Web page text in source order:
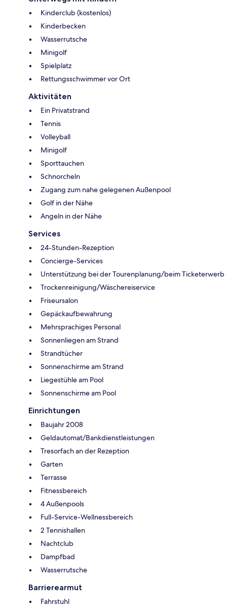
Kinderclub (kostenlos)
Kinderbecken
Wasserrutsche
Minigolf
Spielplatz
Rettungsschwimmer vor Ort
Aktivitäten
Ein Privatstrand
Tennis
Volleyball
Minigolf
Sporttauchen
Schnorcheln
Zugang zum nahe gelegenen Außenpool
Golf in der Nähe
Angeln in der Nähe
Services
24-Stunden-Rezeption
Concierge-Services
Unterstützung bei der Tourenplanung/beim Ticketerwerb
Trockenreinigung/Wäschereiservice
Friseursalon
Gepäckaufbewahrung
Mehrsprachiges Personal
Sonnenliegen am Strand
Strandtücher
Sonnenschirme am Strand
Liegestühle am Pool
Sonnenschirme am Pool
Einrichtungen
Baujahr 2008
Geldautomat/Bankdienstleistungen
Tresorfach an der Rezeption
Garten
Terrasse
Fitnessbereich
4 Außenpools
Full-Service-Wellnessbereich
2 Tennishallen
Nachtclub
Dampfbad
Wasserrutsche
Barrierearmut
Fahrstuhl